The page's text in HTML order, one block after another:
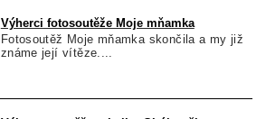
Výherci fotosoutěže Moje mňamka
Fotosoutěž Moje mňamka skončila a my již
známe její vítěze....